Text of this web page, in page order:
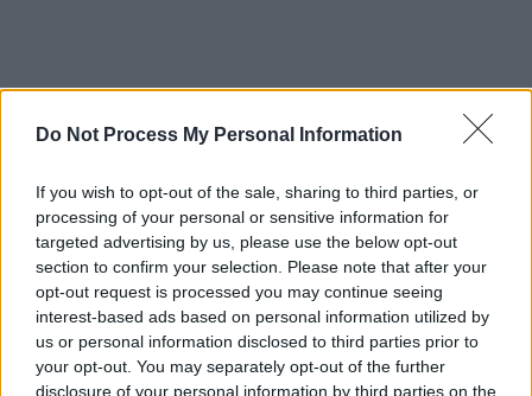
Do Not Process My Personal Information
If you wish to opt-out of the sale, sharing to third parties, or
processing of your personal or sensitive information for
targeted advertising by us, please use the below opt-out
section to confirm your selection. Please note that after your
opt-out request is processed you may continue seeing
interest-based ads based on personal information utilized by
us or personal information disclosed to third parties prior to
your opt-out. You may separately opt-out of the further
disclosure of your personal information by third parties on the